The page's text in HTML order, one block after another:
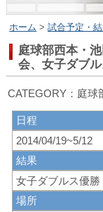
ホーム >試合予定・
庭球部西本・
会、女子ダブ
日程
2014/04/19~5/12
結果
女子ダブルス優勝
場所